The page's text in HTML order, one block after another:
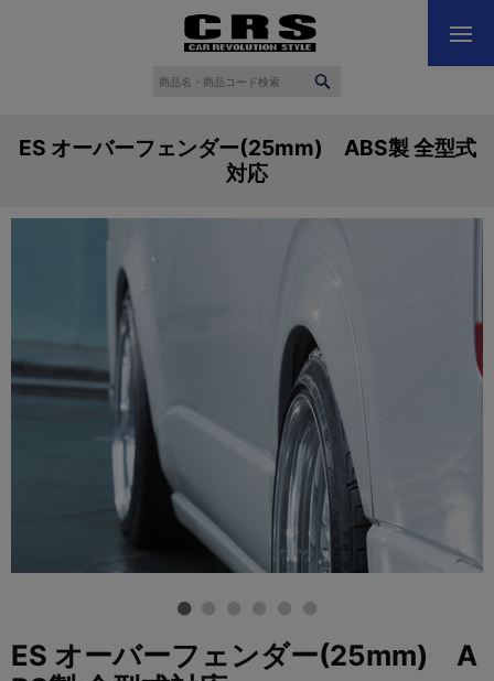
ES オーバーフェンダー(25mm) ABS製 全型式
対応
ES オーバーフェンダー(25mm) A